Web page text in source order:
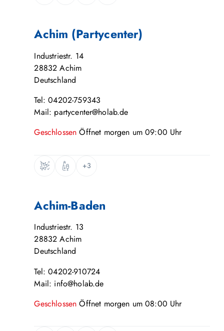
Achim (Partycenter)
Industriestr. 14
28832 Achim
Deutschland
Tel: 04202-759343
Mail: partycenter@holab.de
GeschlossenÖffnet morgen um09:00 Uhr
+3
Achim-Baden
Industriestr. 13
28832 Achim
Deutschland
Tel: 04202-910724
Mail: info@holab.de
GeschlossenÖffnet morgen um08:00 Uhr